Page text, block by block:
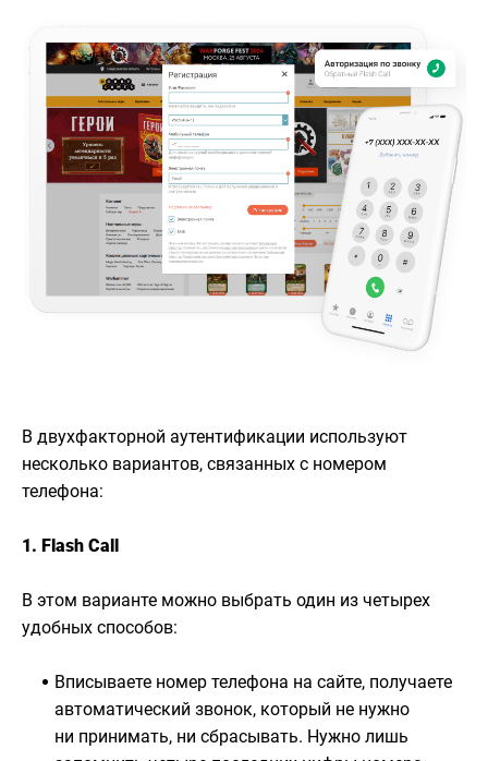
В двухфакторной аутентификации используют
несколько вариантов, связанных с номером
телефона:
1. Flash Call
В этом варианте можно выбрать один из четырех
удобных способов:
Вписываете номер телефона на сайте, получаете
автоматический звонок, который не нужно
ни принимать, ни сбрасывать. Нужно лишь